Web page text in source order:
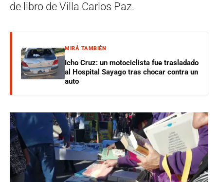
de libro de Villa Carlos Paz.
MIRÁ TAMBIÉN
Icho Cruz: un motociclista fue trasladado
al Hospital Sayago tras chocar contra un
auto